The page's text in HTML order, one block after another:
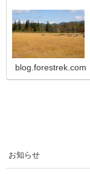
blog.forestrek.com
お知らせ